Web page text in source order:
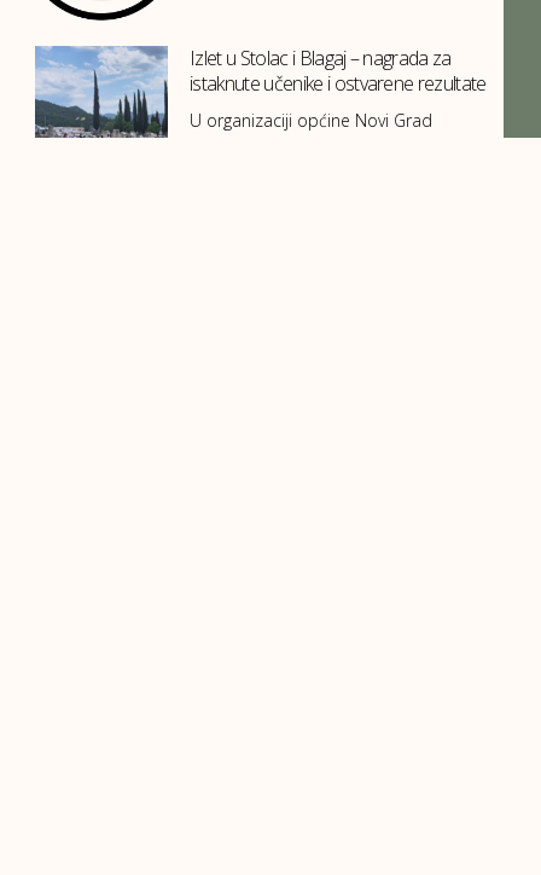
Izlet u Stolac i Blagaj – nagrada za
istaknute učenike i ostvarene rezultate
U organizaciji općine Novi Grad